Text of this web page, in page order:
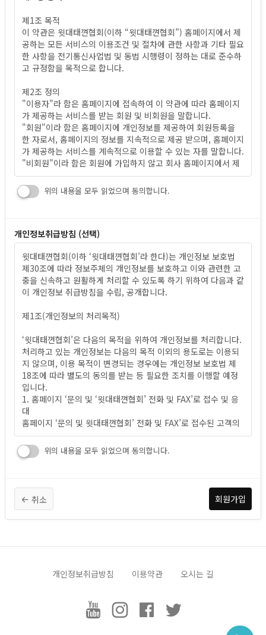
제1조 목적
이 약관은 윗대태껸택견, Taekkyeon
협회(이하 “윗대태껸택견, Taekkyeon
협회”) 홈페이지에서 제
공하는 모든 서비스의 이용조건 및 절차에 관한 사항과 기타 필요
한 사항을 전기통신사업법 및 동법 시행령이 정하는 대로 준수하
고 규정함을 목적으로 합니다.
제2조 정의
"이용자"라 함은 홈페이지에 접속하여 이 약관에 따라 홈페이지
가 제공하는 서비스를 받는 회원 및 비회원을 말합니다.
"회원"이라 함은 홈페이지에 개인정보를 제공하여 회원등록을
한 자로서, 홈페이지의 정보를 지속적으로 제공 받으며, 홈페이지
가 제공하는 서비스를 계속적으로 이용할 수 있는 자를 말합니다.
"비회원"이라 함은 회원에 가입하지 않고 회사 홈페이지에서 제
공하는 서비스를 이용하는 자를 말합니다.
제3조 약관의 효력과 변경
"윗대태껸택견, Taekkyeon
협회"은 사정 변경의 경우와 영업상 중요 사유가 있을
때 약관의 규제 등에 관한 법률 등 관련법을 위반하지 않는 범위
에서 이 약관을 변경할 수 있으며, 이 경우에는 적용일자 및 개정
사유, 변경되는 내용을 명시하여 현행 약관과 함께 초기 서비스
화면에 그 적용일자 7일전부터 적용일자 전일까지 공지합니다.
제2항에 의거, 변경된 약관은 제1항과 같은 방법으로 효력이 발
이 약관에 명시되지 않은 사항이 관계 법령에 규정되어 있을 경우
에는 그 규정에 따릅니다.
제 2장 회원 가입 및 서비스 이용
제1조 서비스 이용 계약의 성립
“윗대태껸
가입에 따른 서비스 이용 신청에 대한 회사의 이용 승낙과 이용자
의 이 약관에 동의한다는 의사표시로 성립됩니다.
이용자가 회원에 가입하여 “윗대태껸택견, Taekkyeon
협회” 홈페이지상 서비스를
이용하고자 하는 경우, 회원은 교육원에서 요청하는 개인 신상정
회사가 승낙한 경우, 교육원은 회원 ID와 기타 회사가 필요하다
고 인정하는 내용을 이용자에게 통지합니다.
나. 본인의 실명으로 신청하지 않았을 때
라. 사회의 안녕과 질서 혹은 미풍양속을 저해할 목적으로 신청하
위의 내용을 모두 읽었으며 동의합니다.
개인정보취급방침 (선택)
윗대태껸택견, Taekkyeon
협회(이하 ‘윗대태껸택견, Taekkyeon
협회’라 한다)는 개인정보 보호법
제30조에 따라 정보주체의 개인정보를 보호하고 이와 관련한 고
충을 신속하고 원활하게 처리할 수 있도록 하기 위하여 다음과 같
이 개인정보 취급방침을 수립, 공개합니다.
제1조(개인정보의 처리목적)
‘윗대태껸택견, Taekkyeon
협회’은 다음의 목적을 위하여 개인정보를 처리합니다.
처리하고 있는 개인정보는 다음의 목적 이외의 용도로는 이용되
지 않으며, 이용 목적이 변경되는 경우에는 개인정보 보호법 제
18조에 따라 별도의 동의를 받는 등 필요한 조치를 이행할 예정
입니다.
1. 홈페이지 ‘문의 및 ‘윗대태껸택견, Taekkyeon
협회’ 전화 및 FAX’로 접수 및 응
대
홈페이지 ‘문의 및 윗대태껸택견, Taekkyeon
협회’ 전화 및 FAX’로 접수된 고객의
요청사항에 대한 대응 목적으로 개인정보를 처리합니다(고객 식
별 및 대응 사항에 대한 연락 용도).
① ‘윗대태껸
협회’은 법령에 따른 개인정보 보유/이용기간 또는
정보주체로부터 개인정보를 수집 시에 동의 받은 개인정보 보유/
이용기간 내에서 개인정보를 처리/보유합니다.
당 수사/조사 종료 시 까지
채무관계 정산시까지
3) 「전자상거래 등에서의 소비자 보호에 관한 법률」에 따른 표
시/광고, 계약내용 및 이행 등 거래에 관한 기록 - 표시/광고에 관
위의 내용을 모두 읽었으며 동의합니다.
취소
개인정보취급방침 이용약관 오시는 길